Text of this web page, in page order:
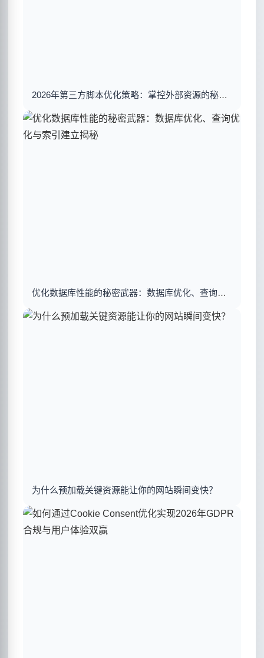
2026年第三方脚本优化策略：掌控外部资源的秘密武器
优化数据库性能的秘密武器：数据库优化、查询优化与索引建立揭秘
为什么预加载关键资源能让你的网站瞬间变快？